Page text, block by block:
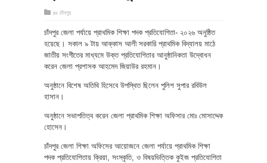
in চাঁদপুর
চাঁদপুর জেলা পর্যায়ে প্রাথমিক শিক্ষা পদক প্রতিযোগিতা- ২০২৬ অনুষ্ঠিত
হয়েছে। সকাল ৯ টায় আক্কাস আলী সরকারি প্রাথমিক বিদ্যালয় মাঠে
জাতীয় সংগীতের মাধ্যমে উক্ত প্রতিযোগিতার আনুষ্ঠানিকতা উদ্বোধন
করেন জেলা প্রশাসক আহমেদ জিয়াউর রহমান।
অনুষ্ঠানে বিশেষ অতিথি হিসেবে উপস্থিত ছিলেন পুলিশ সুপার রবিউল
হাসান।
অনুষ্ঠানে সভাপতিত্ব করেন জেলা প্রাথমিক শিক্ষা অফিসার মোঃ মোসাদ্দেক
হোসেন।
চাঁদপুর জেলা শিক্ষা অফিসের আয়োজনে জেলা পর্যায়ে প্রাথমিক শিক্ষা
পদক প্রতিযোগিতায় ক্রিয়া, সংস্কৃতি, ও বিষয়ভিত্তিক কুইজ প্রতিযোগিতা